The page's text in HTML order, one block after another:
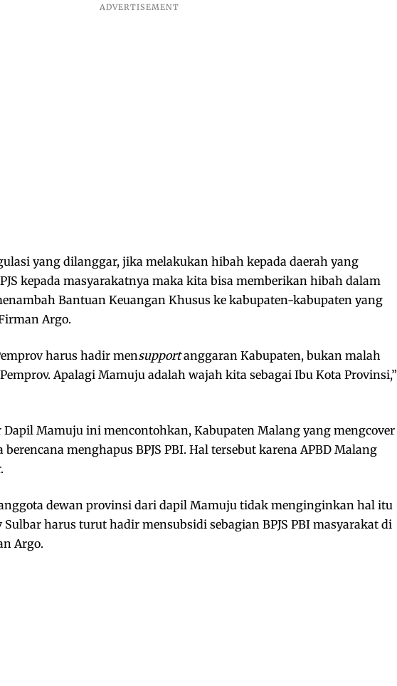
yang dilanggar, jika melakukan hibah kepada daerah yang
kepada masyarakatnya maka kita bisa memberikan hibah dalam
Bantuan Keuangan Khusus ke kabupaten-kabupaten yang
Argo.
harus hadir mensupportanggaran Kabupaten, bukan malah
Apalagi Mamuju adalah wajah kita sebagai Ibu Kota Provinsi,”
Dapil Mamuju ini mencontohkan, Kabupaten Malang yang mengcover
menghapus BPJS PBI. Hal tersebut karena APBD Malang
dewan provinsi dari dapil Mamuju tidak menginginkan hal itu
harus turut hadir mensubsidi sebagian BPJS PBI masyarakat di
Argo.